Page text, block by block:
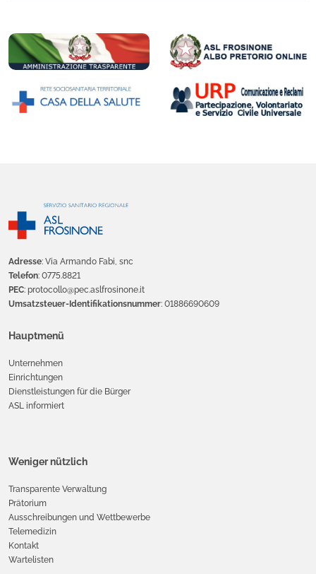
Adresse: Via Armando Fabi, snc
Telefon: 0775.8821
PEC: protocollo@pec.aslfrosinone.it
Umsatzsteuer-Identifikationsnummer: 01886690609
Hauptmenü
Unternehmen
Einrichtungen
Dienstleistungen für die Bürger
ASL informiert
Weniger nützlich
Transparente Verwaltung
Prätorium
Ausschreibungen und Wettbewerbe
Telemedizin
Kontakt
Wartelisten